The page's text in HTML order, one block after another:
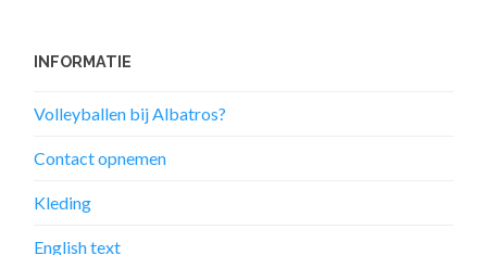
INFORMATIE
Volleyballen bij Albatros?
Contact opnemen
Kleding
English text